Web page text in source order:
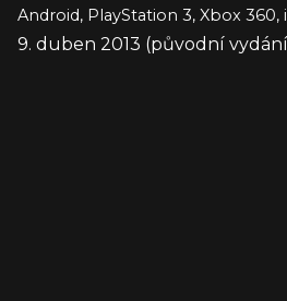
Android, PlayStation 3, Xbox 360,
9. duben 2013 (původní